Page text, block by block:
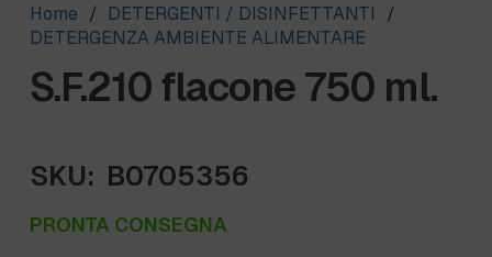
Home / DETERGENTI / DISINFETTANTI
/
DETERGENZA AMBIENTE ALIMENTARE
S.F.210 flacone 750 ml.
SKU: B0705356
PRONTA CONSEGNA